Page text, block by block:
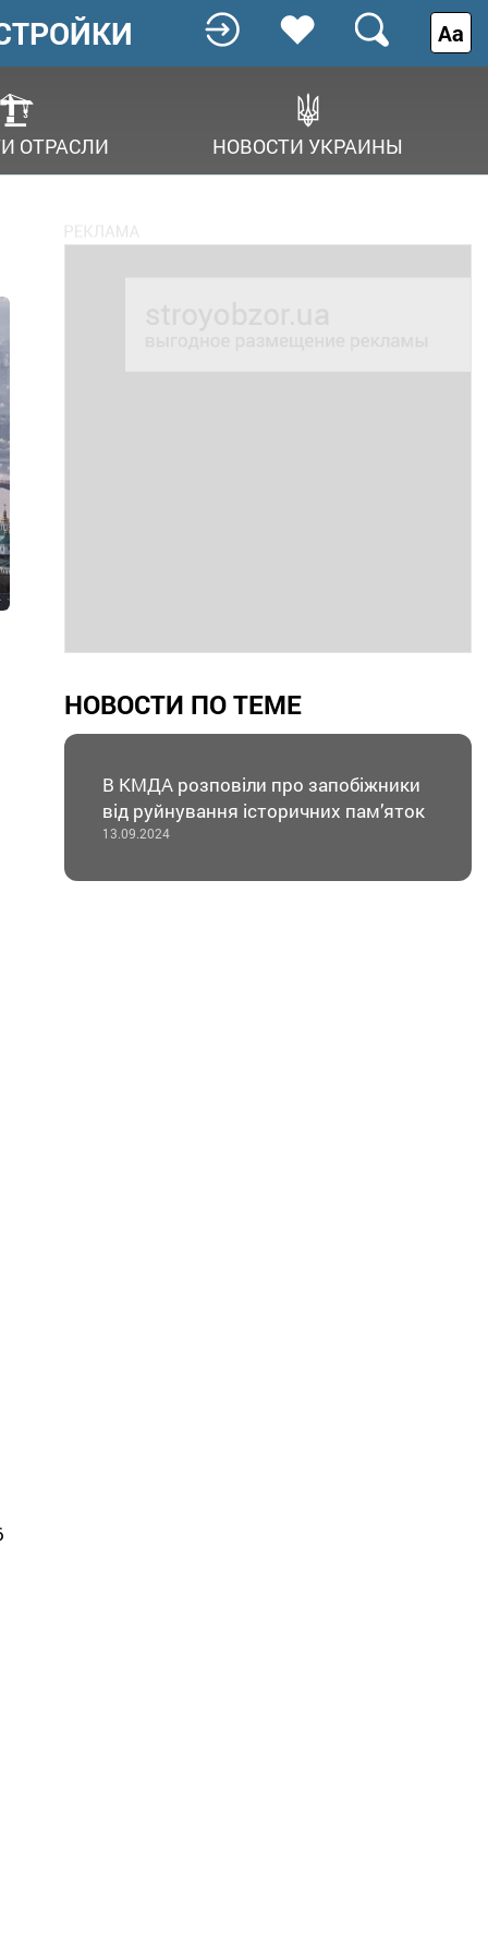
ОТРАСЛИ НОВОСТИ УКРАИНЫ
Аа
НОВОСТИ ПО ТЕМЕ
В КМДА розповіли про запобіжники
від руйнування історичних пам’яток
13.09.2024